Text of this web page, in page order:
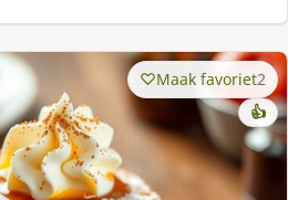
Maak favoriet2
👍